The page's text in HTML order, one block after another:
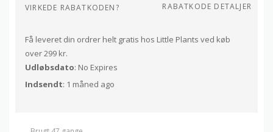
VIRKEDE RABATKODEN? RABATKODE DETALJER
Få leveret din ordrer helt gratis hos Little Plants ved køb
over 299 kr.
Udløbsdato: No Expires
Indsendt: 1 måned ago